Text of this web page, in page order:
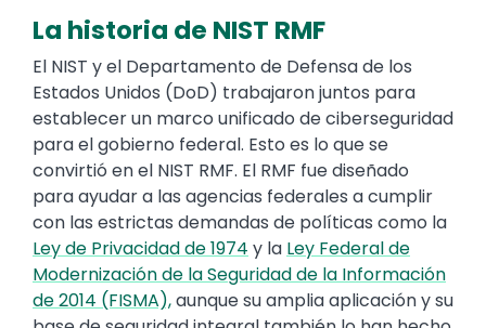
La historia de NIST RMF
El NIST y el Departamento de Defensa de los
Estados Unidos (DoD) trabajaron juntos para
establecer un marco unificado de ciberseguridad
para el gobierno federal. Esto es lo que se
convirtió en el NIST RMF. El RMF fue diseñado
para ayudar a las agencias federales a cumplir
con las estrictas demandas de políticas como la
Ley de Privacidad de 1974 y la Ley Federal de
Modernización de la Seguridad de la Información
de 2014 (FISMA),aunque su amplia aplicación y su